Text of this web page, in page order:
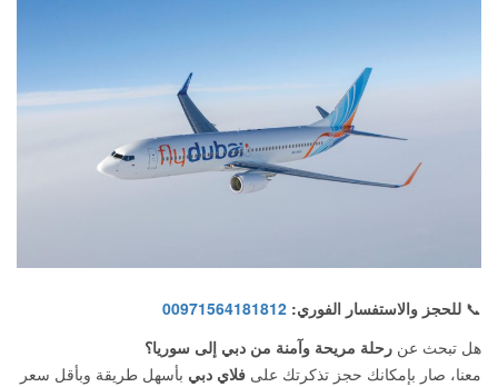
📞 للحجز والاستفسار الفوري: 00971564181812
هل تبحث عن رحلة مريحة وآمنة من دبي إلى سوريا؟
معنا، صار بإمكانك حجز تذكرتك على فلاي دبي بأسهل طريقة وبأقل سعر